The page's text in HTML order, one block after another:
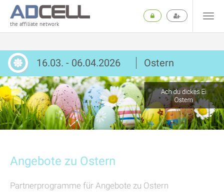
the affiliate network
16.03. - 06.04.2026 Ostern
Angebote zu Ostern
Partnerprogramme für Angebote zu Ostern